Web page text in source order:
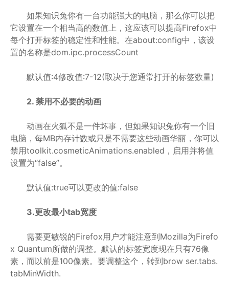
如果知识兔你有一台功能强大的电脑，那么你可以把
它设置在一个相当高的数值上，这应该可以提高Firefox中
每个打开标签的稳定性和性能。在about:config中，该设
置的名称是dom.ipc.processCount
默认值:4修改值:7-12(取决于您通常打开的标签数量)
2. 禁用不必要的动画
动画在火狐不是一件坏事，但如果知识兔你有一个旧
电脑，每MB内存计数或只是不需要这些动画华丽，你可以
禁用toolkit.cosmeticAnimations.enabled，启用并将值
设置为“false”。
默认值:true可以更改的值:false
3.更改最小tab宽度
需要更敏锐的Firefox用户才能注意到Mozilla为Firefo
x Quantum所做的调整。默认的标签宽度现在只有76像
素，而以前是100像素。要调整这个，转到brow ser.tabs.
tabMinWidth.